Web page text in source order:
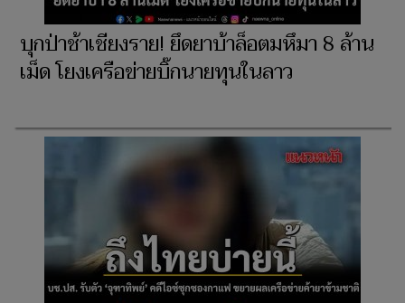
บุกป่าช้าเชียงราย! ยึดยาบ้าล็อตมหึมา 8 ล้าน
เม็ด โยงเครือข่ายบิ๊กนายทุนในลาว